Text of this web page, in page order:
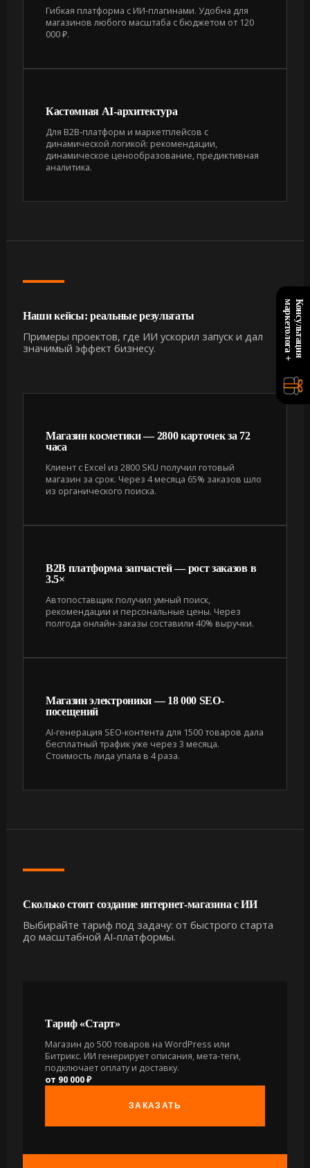
Гибкая платформа с ИИ-плагинами. Удобна для
магазинов любого масштаба с бюджетом от 120
000 ₽.
Кастомная AI-архитектура
Для B2B-платформ и маркетплейсов с
динамической логикой: рекомендации,
динамическое ценообразование, предиктивная
аналитика.
Наши кейсы: реальные результаты
Примеры проектов, где ИИ ускорил запуск и дал
значимый эффект бизнесу.
Магазин косметики — 2800 карточек за 72
часа
Клиент с Excel из 2800 SKU получил готовый
магазин за срок. Через 4 месяца 65% заказов шло
из органического поиска.
B2B платформа запчастей — рост заказов в
3.5×
Автопоставщик получил умный поиск,
рекомендации и персональные цены. Через
полгода онлайн-заказы составили 40% выручки.
Магазин электроники — 18 000 SEO-
посещений
AI-генерация SEO-контента для 1500 товаров дала
бесплатный трафик уже через 3 месяца.
Стоимость лида упала в 4 раза.
Сколько стоит создание интернет-магазина с ИИ
Выбирайте тариф под задачу: от быстрого старта
до масштабной AI-платформы.
Тариф «Старт»
Магазин до 500 товаров на WordPress или
Битрикс. ИИ генерирует описания, мета-теги,
подключает оплату и доставку.
от 90 000 ₽
ЗАКАЗАТЬ
К
о
н
с
у
л
ь
т
а
ц
и
я
м
а
р
к
е
т
о
л
о
г
а
+